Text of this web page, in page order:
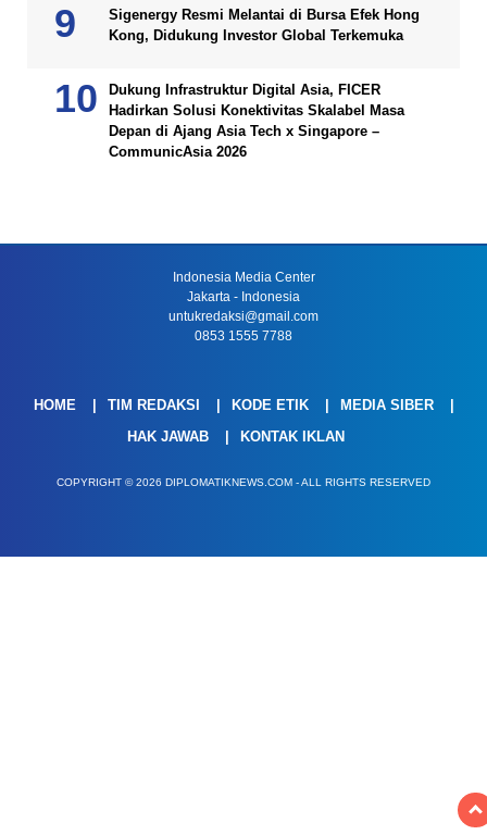
Sigenergy Resmi Melantai di Bursa Efek Hong
Kong, Didukung Investor Global Terkemuka
Dukung Infrastruktur Digital Asia, FICER
Hadirkan Solusi Konektivitas Skalabel Masa
Depan di Ajang Asia Tech x Singapore –
CommunicAsia 2026
Indonesia Media Center
Jakarta - Indonesia
untukredaksi@gmail.com
0853 1555 7788
HOME TIM REDAKSI KODE ETIK
MEDIA SIBER
HAK JAWAB
KONTAK IKLAN
COPYRIGHT © 2026 DIPLOMATIKNEWS.COM - ALL RIGHTS RESERVED